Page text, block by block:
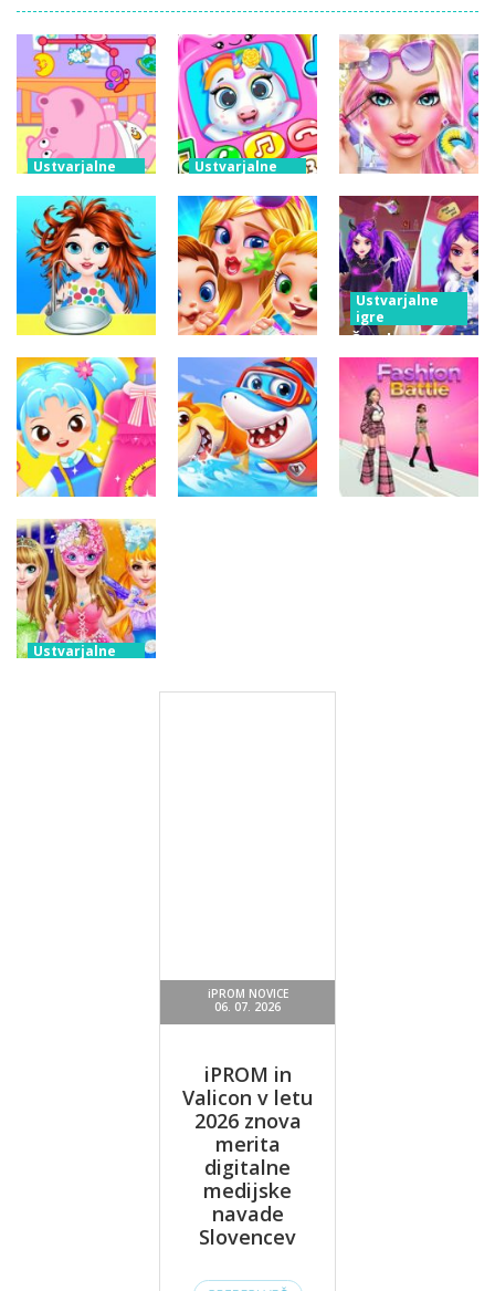
Ustvarjalne
Skrb za
malega
povodnega
konja
Ustvarjalne
Mobilni
telefon Baby
Princess
Unicorn
Ustvarjalne
igre
Fashion Doll
Diversity
Salon
Ustvarjalne
igre
Baby Taylor
nazaj v šolo
Ustvarjalne
igre
Skrb za moje
novorojenčke
dvojčkov
Ustvarjalne
igre
Čarobna
srednješolska
kraljica
maturantskega
plesa
Ustvarjalne
igre
Little Tailor
Diy Fashion
Ustvarjalne